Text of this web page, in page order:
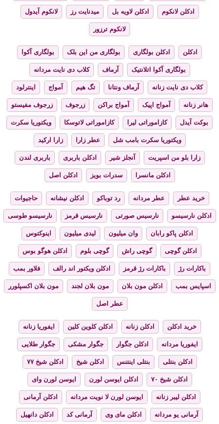
ادکلن لانکوم ادکلن لاویه بل میدنایت رز لانکوم آیدول
لانکوم ترزور
ادکلن ادکلن بولگاری بولگاری من این بلک بولگاری آکوا
بولگاری آکوا اتلانتیک آرماف کلاب دی نایت مردانه
کلاب دی نایت زنانه آرماف ونتانا تگ هیم آمواج اینترلود
هانر زنانه آمواج اپیک آمواج براکن زرجوف زرجوف مفیستو
بوکت آیدل کازاموراتی لیرا کازاموراتی لاتوسکا ویکتوریا سکرت
ویکتوریا سکرت بامب شل عطر زارا زارا ارکید
زارا بلو من اسپریت آنجلز شیر ادکلن باربری باربری لندن
ادکلن مانسرا سدرات بویز ادکلن اصل
خرید عطر عطر مردانه رد توباکو ادکلن نیشانه حاجیوات
ادکلن نارسیسو نارسیس صورتی نارسیس قرمز نارسیسو طوسی
ادکلن پاکو رابان وان میلیون لیدی میلیون اینوکتوس
ادکلن گوچی گوچی راش گوچی بلوم ادکلن هوگو بوس
باکارات رژ باکارات رژ قرمز ادکلن ویکتور اند رالف فلاور بمب
اسپایس بمب ادکلن مون بلان مون بلان لجند مون بلان اکسپلورر
عطر اصل
خرید ادکلن ادکلن زنانه ادکلن کلوین کلین ایفوریا زنانه
ایفوریا مردانه ادکلن جگوار جگوار مشکی جگوار طلایی
ادکلن بنتلی بنتلی اینتنس ادکلن شیخ ادکلن شیخ ۷۷
ادکلن شیخ ۷۰ ادکلن ایوسن لورن ایوسن لورن وای
ادکلن لیبر زنانه ایوسن لورن لا نویت مردانه ادکلن آرمانی
آرمانی یو مردانه ادکلن مای وی آرمانی کد ادکلن دانهیل